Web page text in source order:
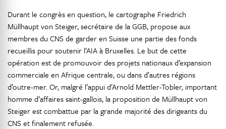
Durant le congrès en question, le cartographe Friedrich
Müllhaupt von Steiger, secrétaire de la GGB, propose aux
membres du CNS de garder en Suisse une partie des fonds
recueillis pour soutenir l’AIA à Bruxelles. Le but de cette
opération est de promouvoir des projets nationaux d’expansion
commerciale en Afrique centrale, ou dans d’autres régions
d’outre-mer. Or, malgré l’appui d’Arnold Mettler-Tobler, important
homme d’affaires saint-gallois, la proposition de Müllhaupt von
Steiger est combattue par la grande majorité des dirigeants du
CNS et finalement refusée.